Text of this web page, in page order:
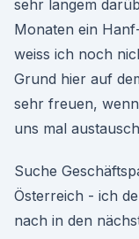
sehr langem
Monaten ein
weiss ich noch
Grund hier auf
sehr freuen,
uns mal
Suche
Österreich - ich
nach in den